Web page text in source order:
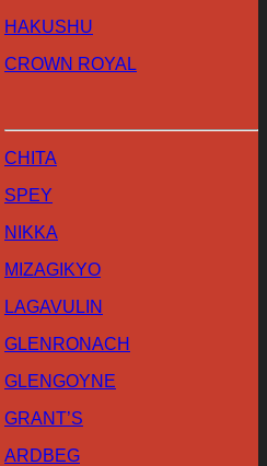
HAKUSHU
CROWN ROYAL
CHITA
SPEY
NIKKA
MIZAGIKYO
LAGAVULIN
GLENRONACH
GLENGOYNE
GRANT’S
ARDBEG